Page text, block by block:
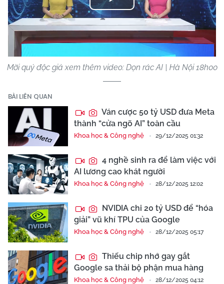
Play
Video
Mời quý độc giả xem thêm video: Dọn rác AI | Hà Nội 18h00
BÀI LIÊN QUAN
Ván cược 50 tỷ USD đưa Meta
thành “cửa ngõ AI” toàn cầu
Khoa học & Công nghệ 29/12/2025 01:32
4 nghề sinh ra để làm việc với
AI lương cao khát người
Khoa học & Công nghệ 28/12/2025 12:02
NVIDIA chi 20 tỷ USD để “hóa
giải” vũ khí TPU của Google
Khoa học & Công nghệ 28/12/2025 05:17
Thiếu chip nhớ gay gắt
Google sa thải bộ phận mua hàng
Khoa học & Công nghệ 28/12/2025 04:12